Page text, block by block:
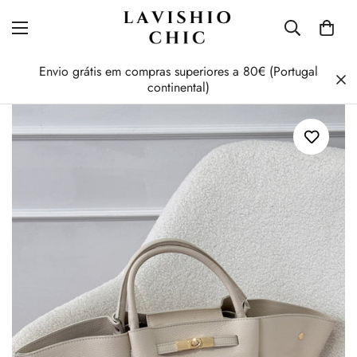
Envio grátis em compras superiores a 80€ (Portugal
continental)